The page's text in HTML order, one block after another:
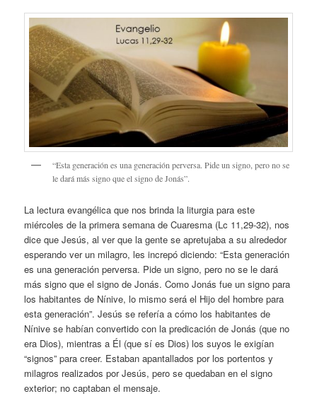
“Esta generación es una generación perversa. Pide un signo, pero no se
le dará más signo que el signo de Jonás”.
La lectura evangélica que nos brinda la liturgia para este
miércoles de la primera semana de Cuaresma (Lc 11,29-32), nos
dice que Jesús, al ver que la gente se apretujaba a su alrededor
esperando ver un milagro, les increpó diciendo: “Esta generación
es una generación perversa. Pide un signo, pero no se le dará
más signo que el signo de Jonás. Como Jonás fue un signo para
los habitantes de Nínive, lo mismo será el Hijo del hombre para
esta generación”. Jesús se refería a cómo los habitantes de
Nínive se habían convertido con la predicación de Jonás (que no
era Dios), mientras a Él (que sí es Dios) los suyos le exigían
“signos” para creer. Estaban apantallados por los portentos y
milagros realizados por Jesús, pero se quedaban en el signo
exterior; no captaban el mensaje.